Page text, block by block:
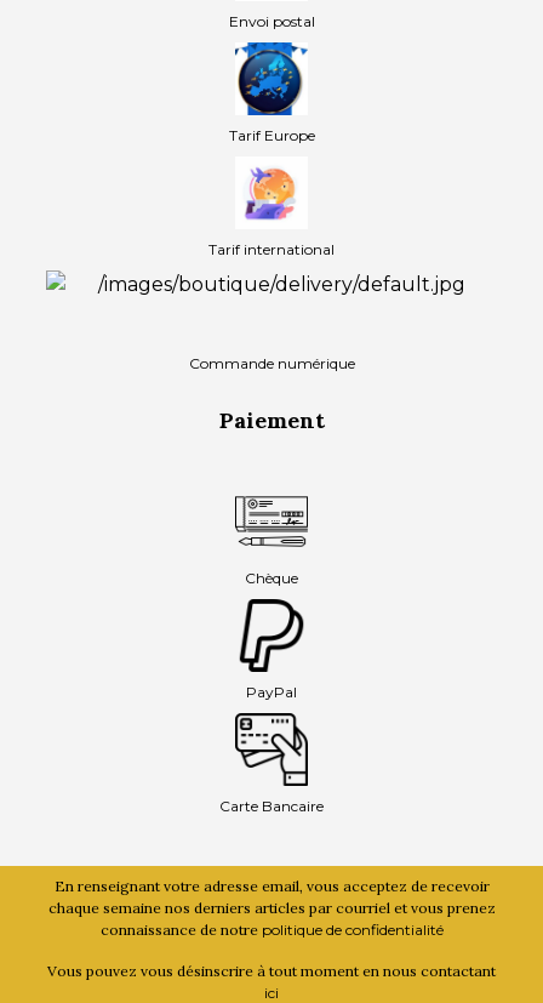
Envoi postal
Tarif Europe
Tarif international
Commande numérique
Paiement
Chèque
PayPal
Carte Bancaire
En renseignant votre adresse email, vous acceptez de recevoir
chaque semaine nos derniers articles par courriel et vous prenez
connaissance de notre politique de confidentialité
Vous pouvez vous désinscrire à tout moment en nous contactant
ici